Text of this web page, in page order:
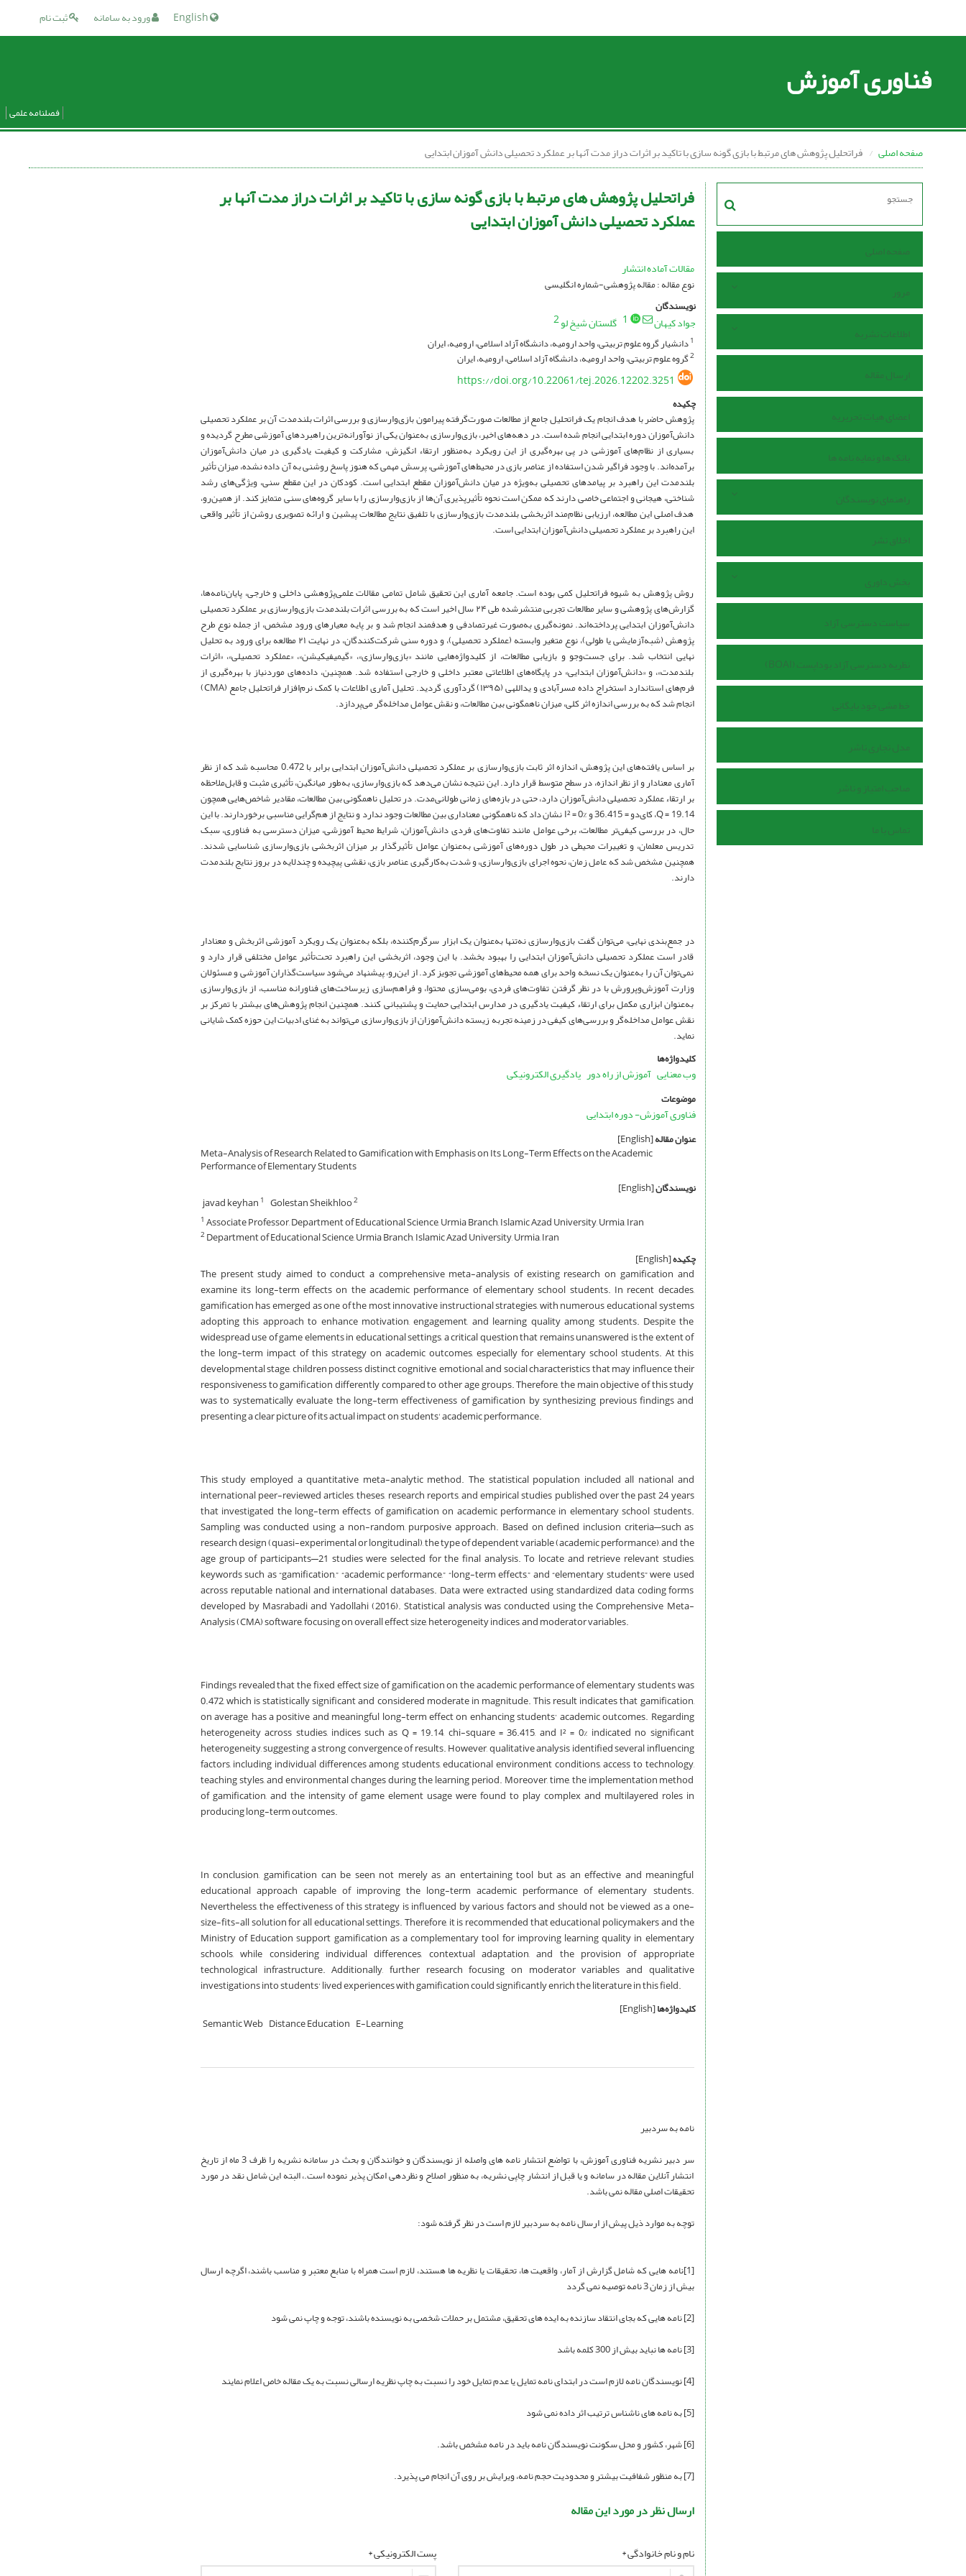
ثبت نام ورود به سامانه
فناوری آموزش
فصلنامه علمی
صفحه اصلی فراتحلیل پژوهش های مرتبط با بازی گونه سازی با تاکید بر اثرات دراز مدت آنها بر عملکرد تحصیلی دانش آموزان ابتدایی
صفحه اصلی
مرور
اطلاعات نشریه
ارسال مقاله
اعضای هیات تحریریه
بانک ها و نمایه نامه ها
راهنمای نویسندگان
اخلاق نشر
بخش داوری
سیاست دسترسی آزاد
نظریه دسترسی آزاد بوداپست (BOAI)
خط مشی خود بایگانی
مدل تجاری ناشر
صاحب امتیاز و ناشر
تماس با ما
فراتحلیل پژوهش های مرتبط با بازی گونه سازی با تاکید بر اثرات دراز مدت آنها بر
عملکرد تحصیلی دانش آموزان ابتدایی
مقالات آماده انتشار
نوع مقاله : مقاله پژوهشی-شماره انگلیسی
نویسندگان
جواد کیهان 1 گلستان شیخ لو2
1دانشیار گروه علوم تربیتی، واحد ارومیه، دانشگاه آزاد اسلامی، ارومیه، ایران
2گروه علوم تربیتی، واحد ارومیه، دانشگاه آزاد اسلامی، ارومیه، ایران
https://doi.org/10.22061/tej.2026.12202.3251
چکیده
پژوهش حاضر با هدف انجام یک فراتحلیل جامع از مطالعات صورت‌گرفته پیرامون بازی‌وارسازی و بررسی اثرات بلندمدت آن بر عملکرد تحصیلی
دانش‌آموزان دوره ابتدایی انجام شده است. در دهه‌های اخیر، بازی‌وارسازی به‌عنوان یکی از نوآورانه‌ترین راهبردهای آموزشی مطرح گردیده و
بسیاری از نظام‌های آموزشی در پی بهره‌گیری از این رویکرد به‌منظور ارتقاء انگیزش، مشارکت و کیفیت یادگیری در میان دانش‌آموزان
برآمده‌اند. با وجود فراگیر شدن استفاده از عناصر بازی در محیط‌های آموزشی، پرسش مهمی که هنوز پاسخ روشنی به آن داده نشده، میزان تأثیر
بلندمدت این راهبرد بر پیامدهای تحصیلی به‌ویژه در میان دانش‌آموزان مقطع ابتدایی است. کودکان در این مقطع سنی، ویژگی‌های رشد
شناختی، هیجانی و اجتماعی خاصی دارند که ممکن است نحوه تأثیرپذیری آن‌ها از بازی‌وارسازی را با سایر گروه‌های سنی متمایز کند. از همین‌رو،
هدف اصلی این مطالعه، ارزیابی نظام‌مند اثربخشی بلندمدت بازی‌وارسازی با تلفیق نتایج مطالعات پیشین و ارائه تصویری روشن از تأثیر واقعی
این راهبرد بر عملکرد تحصیلی دانش‌آموزان ابتدایی است.
روش پژوهش به شیوه فراتحلیل کمی بوده است. جامعه آماری این تحقیق شامل تمامی مقالات علمی‌پژوهشی داخلی و خارجی، پایان‌نامه‌ها،
گزارش‌های پژوهشی و سایر مطالعات تجربی منتشرشده طی ۲۴ سال اخیر است که به بررسی اثرات بلندمدت بازی‌وارسازی بر عملکرد تحصیلی
دانش‌آموزان ابتدایی پرداخته‌اند. نمونه‌گیری به‌صورت غیرتصادفی و هدفمند انجام شد و بر پایه معیارهای ورود مشخص، از جمله نوع طرح
پژوهش (شبه‌آزمایشی یا طولی)، نوع متغیر وابسته (عملکرد تحصیلی)، و دوره سنی شرکت‌کنندگان، در نهایت ۲۱ مطالعه برای ورود به تحلیل
نهایی انتخاب شد. برای جست‌وجو و بازیابی مطالعات، از کلیدواژه‌هایی مانند «بازی‌وارسازی»، «گیمیفیکیشن»، «عملکرد تحصیلی»، «اثرات
بلندمدت»، و «دانش‌آموزان ابتدایی» در پایگاه‌های اطلاعاتی معتبر داخلی و خارجی استفاده شد. همچنین، داده‌های موردنیاز با بهره‌گیری از
فرم‌های استاندارد استخراج داده مسرآبادی و یداللهی (۱۳۹۵) گردآوری گردید. تحلیل آماری اطلاعات با کمک نرم‌افزار فراتحلیل جامع (CMA)
انجام شد که به بررسی اندازه اثر کلی، میزان ناهمگونی بین مطالعات، و نقش عوامل مداخله‌گر می‌پردازد.
بر اساس یافته‌های این پژوهش، اندازه اثر ثابت بازی‌وارسازی بر عملکرد تحصیلی دانش‌آموزان ابتدایی برابر با 0.472 محاسبه شد که از نظر
آماری معنادار و از نظر اندازه، در سطح متوسط قرار دارد. این نتیجه نشان می‌دهد که بازی‌وارسازی، به‌طور میانگین، تأثیری مثبت و قابل‌ملاحظه
بر ارتقاء عملکرد تحصیلی دانش‌آموزان دارد، حتی در بازه‌های زمانی طولانی‌مدت. در تحلیل ناهمگونی بین مطالعات، مقادیر شاخص‌هایی همچون
Q = 19.14، کای‌دو = 36.415 و I² = 0% نشان داد که ناهمگونی معناداری بین مطالعات وجود ندارد و نتایج از هم‌گرایی مناسبی برخوردارند. با این
حال، در بررسی کیفی‌تر مطالعات، برخی عوامل مانند تفاوت‌های فردی دانش‌آموزان، شرایط محیط آموزشی، میزان دسترسی به فناوری، سبک
تدریس معلمان، و تغییرات محیطی در طول دوره‌های آموزشی به‌عنوان عوامل تأثیرگذار بر میزان اثربخشی بازی‌وارسازی شناسایی شدند.
همچنین مشخص شد که عامل زمان، نحوه اجرای بازی‌وارسازی، و شدت به‌کارگیری عناصر بازی، نقشی پیچیده و چندلایه در بروز نتایج بلندمدت
دارند.
در جمع‌بندی نهایی، می‌توان گفت بازی‌وارسازی نه‌تنها به‌عنوان یک ابزار سرگرم‌کننده، بلکه به‌عنوان یک رویکرد آموزشی اثربخش و معنادار
قادر است عملکرد تحصیلی دانش‌آموزان ابتدایی را بهبود بخشد. با این وجود، اثربخشی این راهبرد تحت‌تأثیر عوامل مختلفی قرار دارد و
نمی‌توان آن را به‌عنوان یک نسخه واحد برای همه محیط‌های آموزشی تجویز کرد. از این‌رو، پیشنهاد می‌شود سیاست‌گذاران آموزشی و مسئولان
وزارت آموزش‌وپرورش با در نظر گرفتن تفاوت‌های فردی، بومی‌سازی محتوا، و فراهم‌سازی زیرساخت‌های فناورانه مناسب، از بازی‌وارسازی
به‌عنوان ابزاری مکمل برای ارتقاء کیفیت یادگیری در مدارس ابتدایی حمایت و پشتیبانی کنند. همچنین انجام پژوهش‌های بیشتر با تمرکز بر
نقش عوامل مداخله‌گر و بررسی‌های کیفی در زمینه تجربه زیسته دانش‌آموزان از بازی‌وارسازی می‌تواند به غنای ادبیات این حوزه کمک شایانی
نماید.
کلیدواژه‌ها
وب معنایی آموزش از راه دور یادگیری الکترونیکی
موضوعات
فناوری آموزش- دوره ابتدایی
عنوان مقاله[English]
Meta-Analysis of Research Related to Gamification with Emphasis on Its Long-Term Effects on the Academic
Performance of Elementary Students
نویسندگان[English]
javad keyhan 1 Golestan Sheikhloo2
1 Associate Professor, Department of Educational Science, Urmia Branch, Islamic Azad University, Urmia, Iran
2Department of Educational Science, Urmia Branch, Islamic Azad University, Urmia, Iran
چکیده[English]
The present study aimed to conduct a comprehensive meta-analysis of existing research on gamification and
examine its long-term effects on the academic performance of elementary school students. In recent decades,
gamification has emerged as one of the most innovative instructional strategies, with numerous educational systems
adopting this approach to enhance motivation, engagement, and learning quality among students. Despite the
widespread use of game elements in educational settings, a critical question that remains unanswered is the extent of
the long-term impact of this strategy on academic outcomes, especially for elementary school students. At this
developmental stage, children possess distinct cognitive, emotional, and social characteristics that may influence their
responsiveness to gamification differently compared to other age groups. Therefore, the main objective of this study
was to systematically evaluate the long-term effectiveness of gamification by synthesizing previous findings and
presenting a clear picture of its actual impact on students' academic performance.
This study employed a quantitative meta-analytic method. The statistical population included all national and
international peer-reviewed articles, theses, research reports, and empirical studies published over the past 24 years
that investigated the long-term effects of gamification on academic performance in elementary school students.
Sampling was conducted using a non-random, purposive approach. Based on defined inclusion criteria—such as
research design (quasi-experimental or longitudinal), the type of dependent variable (academic performance), and the
age group of participants—21 studies were selected for the final analysis. To locate and retrieve relevant studies,
keywords such as “gamification,” “academic performance,” “long-term effects,” and “elementary students” were used
across reputable national and international databases. Data were extracted using standardized data coding forms
developed by Masrabadi and Yadollahi (2016). Statistical analysis was conducted using the Comprehensive Meta-
Analysis (CMA) software, focusing on overall effect size, heterogeneity indices, and moderator variables.
Findings revealed that the fixed effect size of gamification on the academic performance of elementary students was
0.472, which is statistically significant and considered moderate in magnitude. This result indicates that gamification,
on average, has a positive and meaningful long-term effect on enhancing students’ academic outcomes. Regarding
heterogeneity across studies, indices such as Q = 19.14, chi-square = 36.415, and I² = 0% indicated no significant
heterogeneity, suggesting a strong convergence of results. However, qualitative analysis identified several influencing
factors, including individual differences among students, educational environment conditions, access to technology,
teaching styles, and environmental changes during the learning period. Moreover, time, the implementation method
of gamification, and the intensity of game element usage were found to play complex and multilayered roles in
producing long-term outcomes.
In conclusion, gamification can be seen not merely as an entertaining tool but as an effective and meaningful
educational approach capable of improving the long-term academic performance of elementary students.
Nevertheless, the effectiveness of this strategy is influenced by various factors and should not be viewed as a one-
size-fits-all solution for all educational settings. Therefore, it is recommended that educational policymakers and the
Ministry of Education support gamification as a complementary tool for improving learning quality in elementary
schools, while considering individual differences, contextual adaptation, and the provision of appropriate
technological infrastructure. Additionally, further research focusing on moderator variables and qualitative
investigations into students’ lived experiences with gamification could significantly enrich the literature in this field.
کلیدواژه‌ها[English]
Semantic Web Distance Education E-Learning
نامه به سردبیر
سر دبیر نشریه فناوری آموزش، با تواضع انتشار نامه های واصله از نویسندگان و خوانندگان و بحث در سامانه نشریه را ظرف 3 ماه از تاریخ
انتشار آنلاین مقاله در سامانه و یا قبل از انتشار چاپی نشریه، به منظور اصلاح و نظردهی امکان پذیر نموده است.، البته این شامل نقد در مورد
تحقیقات اصلی مقاله نمی باشد.
توچه به موارد ذیل پیش از ارسال نامه به سردبیر لازم است در نظر گرفته شود:
[1]نامه هایی که شامل گزارش از آمار، واقعیت ها، تحقیقات یا نظریه ها هستند، لازم است همراه با منابع معتبر و مناسب باشند، اگرچه ارسال
بیش از زمان 3 نامه توصیه نمی گردد
[2] نامه هایی که بجای انتقاد سازنده به ایده های تحقیق، مشتمل بر حملات شخصی به نویسنده باشند، توجه و چاپ نمی شود
[3] نامه ها نباید بیش از 300 کلمه باشد
[4] نویسندگان نامه لازم است در ابتدای نامه تمایل یا عدم تمایل خود را نسبت به چاپ نظریه ارسالی نسبت به یک مقاله خاص اعلام نمایند
[5] به نامه های ناشناس ترتیب اثر داده نمی شود
[6] شهر، کشور و محل سکونت نویسندگان نامه باید در نامه مشخص باشد.
[7] به منظور شفافیت بیشتر و محدودیت حجم نامه، ویرایش بر روی آن انجام می پذیرد.
ارسال نظر در مورد این مقاله
نام و نام خانوادگی * پست الکترونیکی *